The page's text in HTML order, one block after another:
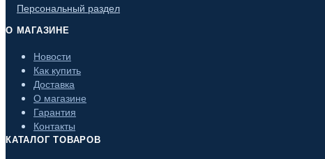
Персональный раздел
О МАГАЗИНЕ
Новости
Как купить
Доставка
О магазине
Гарантия
Контакты
КАТАЛОГ ТОВАРОВ